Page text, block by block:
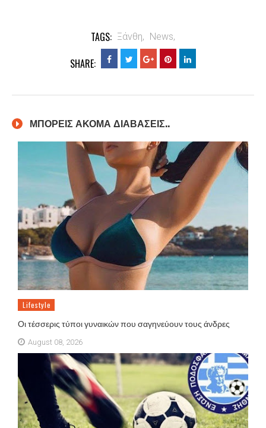
TAGS: Ξάνθη, News,
SHARE:
ΜΠΟΡΕΙΣ ΑΚΟΜΑ ΔΙΑΒΑΣΕΙΣ..
Lifestyle
Οι τέσσερις τύποι γυναικών που σαγηνεύουν τους άνδρες
August 08, 2026